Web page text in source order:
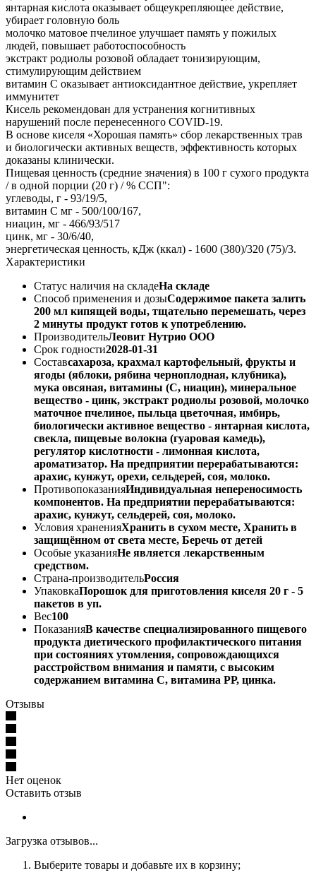
янтарная кислота оказывает общеукрепляющее действие,
убирает головную боль
молочко матовое пчелиное улучшает память у пожилых
людей, повышает работоспособность
экстракт родиолы розовой обладает тонизирующим,
стимулирующим действием
витамин C оказывает антиоксидантное действие, укрепляет
иммунитет
Кисель рекомендован для устранения когнитивных
нарушений после перенесенного COVID-19.
В основе киселя «Хорошая память» сбор лекарственных трав
и биологически активных веществ, эффективность которых
доказаны клинически.
Пищевая ценность (средние значения) в 100 г сухого продукта
/ в одной порции (20 г) / % ССП":
углеводы, г - 93/19/5,
витамин С мг - 500/100/167,
ниацин, мг - 466/93/517
цинк, мг - 30/6/40,
энергетическая ценность, кДж (ккал) - 1600 (380)/320 (75)/3.
Характеристики
Статус наличия на складеНа складе
Способ применения и дозыСодержимое пакета залить
200 мл кипящей воды, тщательно перемешать, через
2 минуты продукт готов к употреблению.
ПроизводительЛеовит Нутрио ООО
Срок годности2028-01-31
Составсахароза, крахмал картофельный, фрукты и
ягоды (яблоки, рябина черноплодная, клубника),
мука овсяная, витамины (С, ниацин), минеральное
вещество - цинк, экстракт родиолы розовой, молочко
маточное пчелиное, пыльца цветочная, имбирь,
биологически активное вещество - янтарная кислота,
свекла, пищевые волокна (гуаровая камедь),
регулятор кислотности - лимонная кислота,
ароматизатор. На предприятии перерабатываются:
арахис, кунжут, орехи, сельдерей, соя, молоко.
ПротивопоказанияИндивидуальная непереносимость
компонентов. На предприятии перерабатываются:
арахис, кунжут, сельдерей, соя, молоко.
Условия храненияХранить в сухом месте, Хранить в
защищённом от света месте, Беречь от детей
Особые указанияНе является лекарственным
средством.
Страна-производительРоссия
УпаковкаПорошок для приготовления киселя 20 г - 5
пакетов в уп.
Вес100
ПоказанияВ качестве специализированного пищевого
продукта диетического профилактического питания
при состояниях утомления, сопровождающихся
расстройством внимания и памяти, с высоким
содержанием витамина С, витамина РР, цинка.
Отзывы
Нет оценок
Оставить отзыв
Загрузка отзывов...
Выберите товары и добавьте их в корзину;